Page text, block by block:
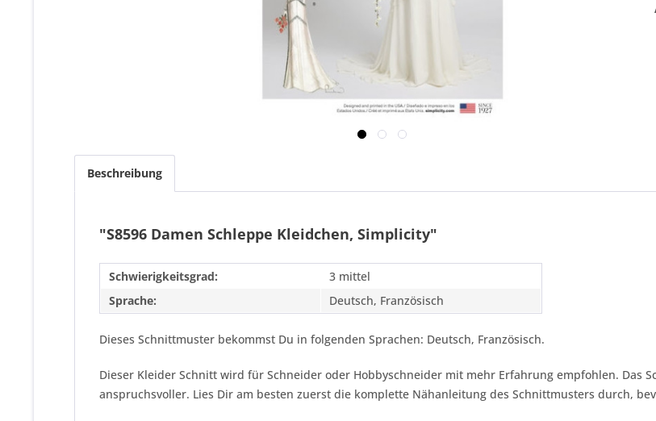
Beschreibung
"S8596 Damen Schleppe Kleidchen, Simplicity"
Schwierigkeitsgrad:
3 mittel
Sprache:
Deutsch, Französisch
Dieses Schnittmuster bekommst Du in folgenden Sprachen: Deutsch, Französisch.
Dieser Kleider Schnitt wird für Schneider oder Hobbyschneider mit mehr Erfahrung empfohlen. Das
anspruchsvoller. Lies Dir am besten zuerst die komplette Nähanleitung des Schnittmusters durch,